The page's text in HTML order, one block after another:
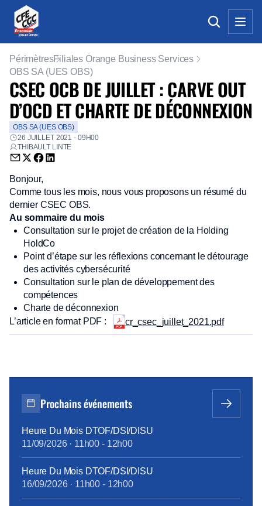
PérimètresFiliales Orange Business Services
OBS SA (UES OBS)
CSEC OCB DE JUILLET : CARVE OUT
D’OCD ET CHARTE DE DÉCONNEXION
OBS SA (UES OBS)
26 JUILLET 2021 - 09H00
THIBAULT LINTE
Envoyer par email (nouvelle fenêtre)
Partager sur Twitter (nouvelle fenêtre)
Partager sur Facebook (nouvelle fenêtre)
Partager sur LinkedIn (nouvelle fenêtre)
Bonjour,
Comme tous les mois, nous vous proposons un résumé du
dernier CSEC OBS.
Au sommaire du mois
Consultation sur le projet de création de la Holding
HoldCo
Point d’étape sur les réflexions concernant le détourage
des activités cybersécurité
Consultation sur le plan de développement des
compétences
Charte de déconnexion
L’article en format PDF :
cr_csec_juillet_2021.pdf
Prochains événements
Heure Du Mois DTOF/DSI/DISU
11/09/2026· 11h00 - 12h00
Heure Du Mois DTOF/DSI/DISU
16/09/2026· 11h00 - 12h00